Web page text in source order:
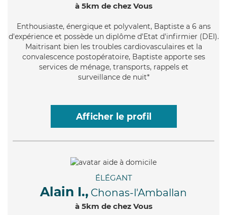
à 5km de chez Vous
Enthousiaste, énergique et polyvalent, Baptiste a 6 ans
d'expérience et possède un diplôme d'Etat d'infirmier (DEI).
Maitrisant bien les troubles cardiovasculaires et la
convalescence postopératoire, Baptiste apporte ses
services de ménage, transports, rappels et
surveillance de nuit*
Afficher le profil
ÉLÉGANT
Alain I., Chonas-l'Amballan
à 5km de chez Vous